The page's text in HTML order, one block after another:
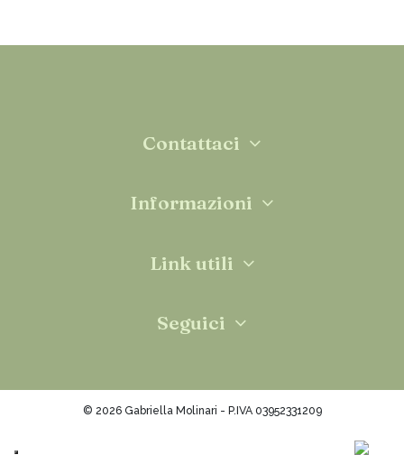
Contattaci
Informazioni
Link utili
Seguici
© 2026 Gabriella Molinari - P.IVA 03952331209